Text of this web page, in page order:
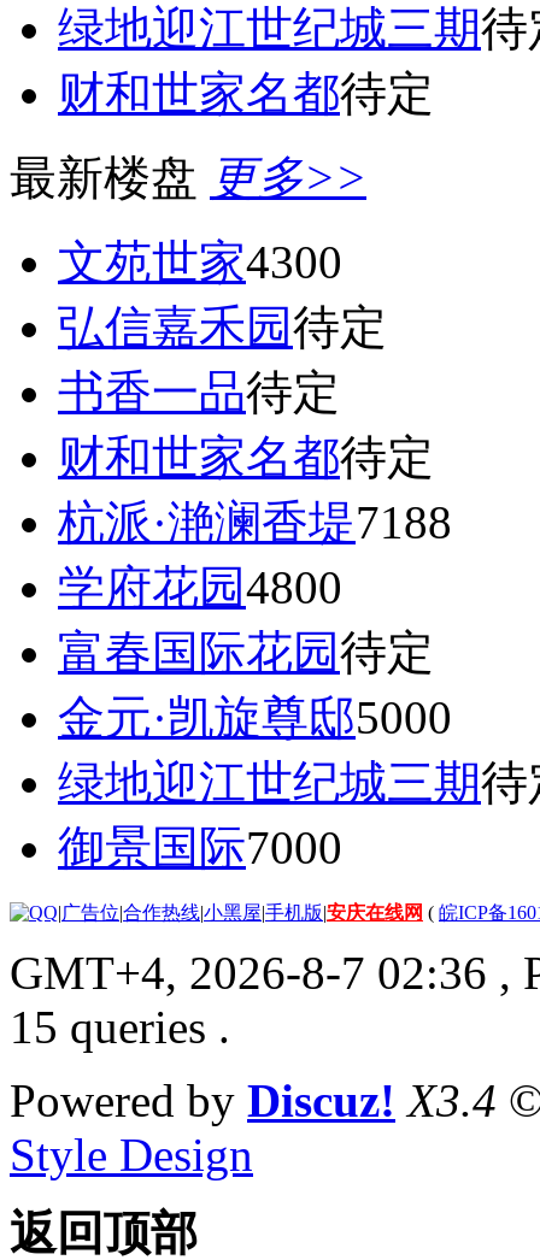
绿地迎江世纪城三期待
财和世家名都待定
最新楼盘 更多>>
文苑世家4300
弘信嘉禾园待定
书香一品待定
财和世家名都待定
杭派·滟澜香堤7188
学府花园4800
富春国际花园待定
金元·凯旋尊邸5000
绿地迎江世纪城三期待
御景国际7000
|广告位|合作热线|小黑屋|手机版|安庆在线网 ( 皖ICP备
GMT+4, 2026-8-7 02:36 ,
15 queries .
Powered by Discuz! X3.4
Style Design
返回顶部